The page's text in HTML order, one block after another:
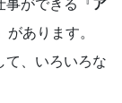
事ができる『ア
があります。
て、いろいろな